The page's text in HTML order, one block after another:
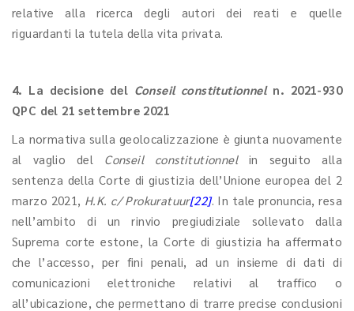
relative alla ricerca degli autori dei reati e quelle
riguardanti la tutela della vita privata.
4. La decisione del Conseil constitutionneln. 2021-930
QPC del 21 settembre 2021
La normativa sulla geolocalizzazione è giunta nuovamente
al vaglio del Conseil constitutionnelin seguito alla
sentenza della Corte di giustizia dell’Unione europea del 2
marzo 2021, H.K. c/ Prokuratuur[22]. In tale pronuncia, resa
nell’ambito di un rinvio pregiudiziale sollevato dalla
Suprema corte estone, la Corte di giustizia ha affermato
che l’accesso, per fini penali, ad un insieme di dati di
comunicazioni elettroniche relativi al traffico o
all’ubicazione, che permettano di trarre precise conclusioni